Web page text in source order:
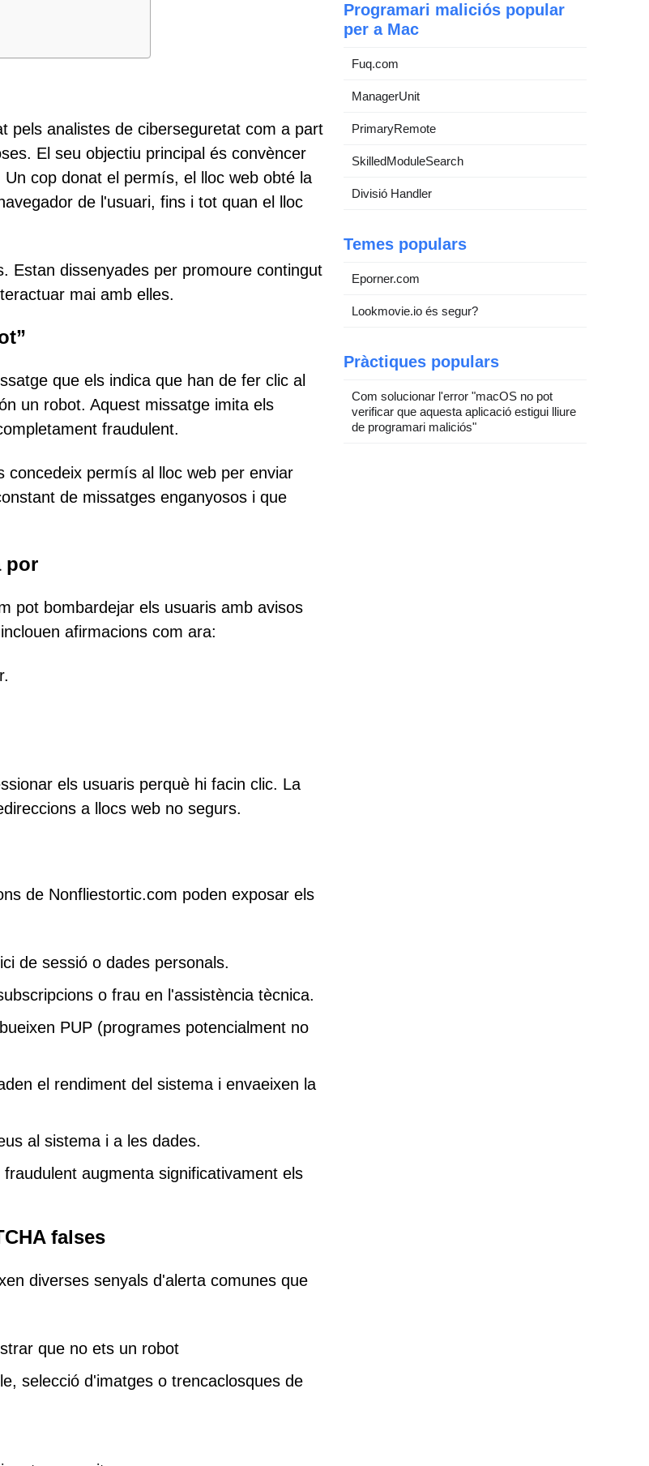
pels analistes de ciberseguretat com a part
El seu objectiu principal és convèncer
cop donat el permís, el lloc web obté la
de l'usuari, fins i tot quan el lloc
Estan dissenyades per promoure contingut
mai amb elles.
que els indica que han de fer clic al
un robot. Aquest missatge imita els
fraudulent.
permís al lloc web per enviar
de missatges enganyosos i que
por
pot bombardejar els usuaris amb avisos
afirmacions com ara:
els usuaris perquè hi facin clic. La
a llocs web no segurs.
de Nonfliestortic.com poden exposar els
de sessió o dades personals.
o frau en l'assistència tècnica.
PUP (programes potencialment no
el rendiment del sistema i envaeixen la
al sistema i a les dades.
augmenta significativament els
falses
diverses senyals d'alerta comunes que
que no ets un robot
selecció d'imatges o trencaclosques de
Programari maliciós popular
per a Mac
Fuq.com
ManagerUnit
PrimaryRemote
SkilledModuleSearch
Divisió Handler
Temes populars
Eporner.com
Lookmovie.io és segur?
Pràctiques populars
Com solucionar l'error "macOS no pot
verificar que aquesta aplicació estigui lliure
de programari maliciós"